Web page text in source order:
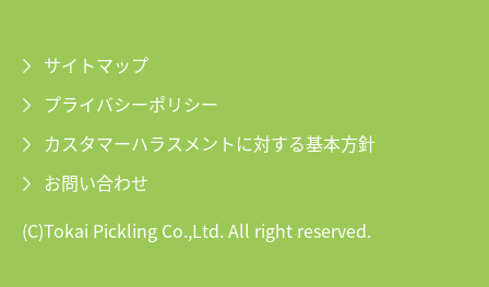
(C)Tokai Pickling Co.,Ltd. All right reserved.
サイトマップ
プライバシーポリシー
カスタマーハラスメントに対する基本方針
お問い合わせ